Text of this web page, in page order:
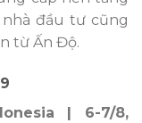
đầu tư cũng
từ Ấn Độ.
| 6-7/8,